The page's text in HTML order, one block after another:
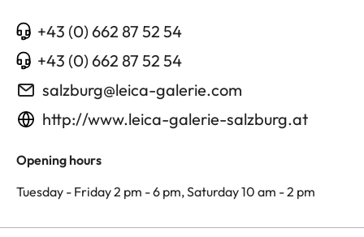
+43 (0) 662 87 52 54
+43 (0) 662 87 52 54
salzburg@leica-galerie.com
http://www.leica-galerie-salzburg.at
Opening hours
Tuesday - Friday 2 pm - 6 pm, Saturday 10 am - 2 pm